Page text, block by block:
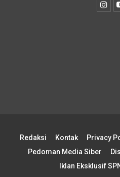
Redaksi Kontak Privacy
Pedoman Media Siber
Iklan Eksklusif